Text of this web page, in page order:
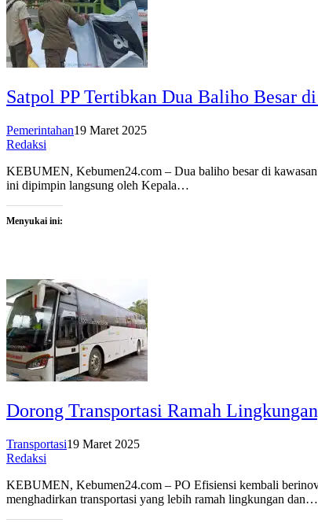
Satpol PP Tertibkan Dua Baliho Besar
Pemerintahan19 Maret 2025
Redaksi
KEBUMEN, Kebumen24.com – Dua baliho besar di
ini dipimpin langsung oleh Kepala…
Menyukai ini:
Dorong Transportasi Ramah
Transportasi19 Maret 2025
Redaksi
KEBUMEN, Kebumen24.com – PO Efisiensi kembali
menghadirkan transportasi yang lebih ramah lingkungan dan…